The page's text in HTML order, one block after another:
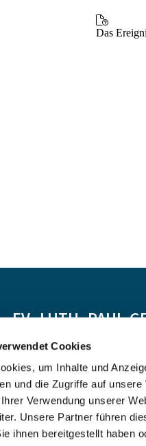
Cookies
um Inhalte und
und die Zugriffe auf
Verwendung unserer
Unsere Partner führen
ihnen bereitgestellt haben
EV.-LUTH. PAUL-
DE55 5206